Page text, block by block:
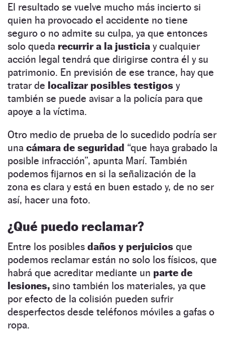
El resultado se vuelve mucho más incierto si
quien ha provocado el accidente no tiene
seguro o no admite su culpa, ya que entonces
solo queda recurrir a la justicia y cualquier
acción legal tendrá que dirigirse contra él y su
patrimonio. En previsión de ese trance, hay que
tratar de localizar posibles testigos y
también se puede avisar a la policía para que
apoye a la víctima.
Otro medio de prueba de lo sucedido podría ser
una cámara de seguridad “que haya grabado la
posible infracción”, apunta Marí. También
podemos fijarnos en si la señalización de la
zona es clara y está en buen estado y, de no ser
así, hacer una foto.
¿Qué puedo reclamar?
Entre los posibles daños y perjuicios que
podemos reclamar están no solo los físicos, que
habrá que acreditar mediante un parte de
lesiones, sino también los materiales, ya que
por efecto de la colisión pueden sufrir
desperfectos desde teléfonos móviles a gafas o
ropa.